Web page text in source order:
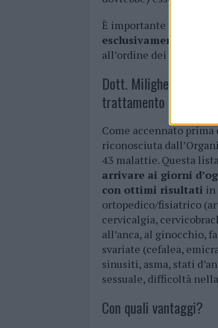
È importante sapere
esclusivamente
all’ordine dei medici
Dott. Milighetti,
trattamento di quali
Come accennato prima
riconosciuta
43 malattie. Questa
arrivare ai giorni
con ottimi risultati in
ortopedico/fisiatrico
cervicalgia,
all’anca, al ginocchio,
svariate (cefalea,
sinusiti, asma, stati
sessuale, difficoltà
Con quali vantaggi?